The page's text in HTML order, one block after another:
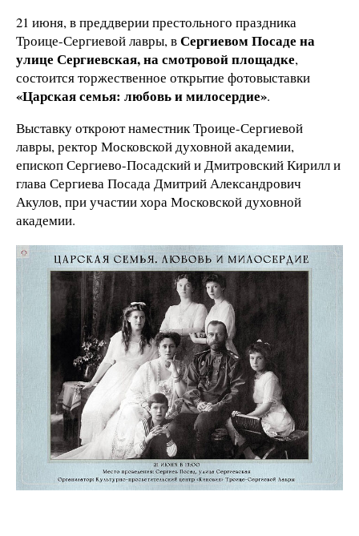
21 июня, в преддверии престольного праздника
Троице-Сергиевой лавры, вСергиевом Посаде на
улице Сергиевская, на смотровой площадке,
состоится торжественное открытие фотовыставки
«Царская семья: любовь и милосердие».
Выставку откроют наместник Троице-Сергиевой
лавры, ректор Московской духовной академии,
епископ Сергиево-Посадский и Дмитровский Кирилл и
глава Сергиева Посада Дмитрий Александрович
Акулов, при участии хора Московской духовной
академии.